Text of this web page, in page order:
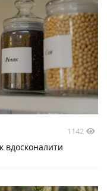
1142
вдосконалити